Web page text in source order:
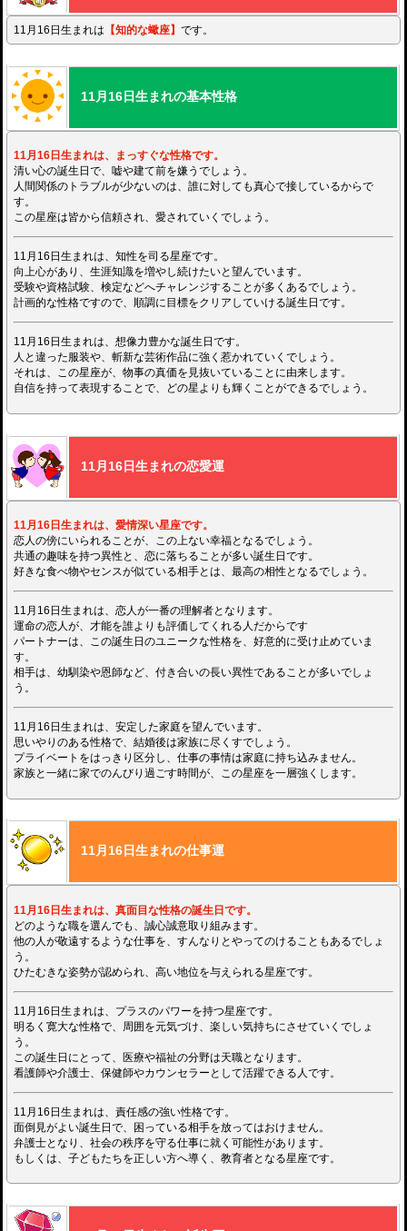
11月16日生まれは 【知的な蠍座】 です。
11月16日生まれの基本性格
11月16日生まれは、まっすぐな性格です。
清い心の誕生日で、嘘や建て前を嫌うでしょう。
人間関係のトラブルが少ないのは、誰に対しても真心で接しているからで
す。
この星座は皆から信頼され、愛されていくでしょう。
11月16日生まれは、知性を司る星座です。
向上心があり、生涯知識を増やし続けたいと望んでいます。
受験や資格試験、検定などへチャレンジすることが多くあるでしょう。
計画的な性格ですので、順調に目標をクリアしていける誕生日です。
11月16日生まれは、想像力豊かな誕生日です。
人と違った服装や、斬新な芸術作品に強く惹かれていくでしょう。
それは、この星座が、物事の真価を見抜いていることに由来します。
自信を持って表現することで、どの星よりも輝くことができるでしょう。
11月16日生まれの恋愛運
11月16日生まれは、愛情深い星座です。
恋人の傍にいられることが、この上ない幸福となるでしょう。
共通の趣味を持つ異性と、恋に落ちることが多い誕生日です。
好きな食べ物やセンスが似ている相手とは、最高の相性となるでしょう。
11月16日生まれは、恋人が一番の理解者となります。
運命の恋人が、才能を誰よりも評価してくれる人だからです
パートナーは、この誕生日のユニークな性格を、好意的に受け止めていま
す。
相手は、幼馴染や恩師など、付き合いの長い異性であることが多いでしょ
う。
11月16日生まれは、安定した家庭を望んでいます。
思いやりのある性格で、結婚後は家族に尽くすでしょう。
プライベートをはっきり区分し、仕事の事情は家庭に持ち込みません。
家族と一緒に家でのんびり過ごす時間が、この星座を一層強くします。
11月16日生まれの仕事運
11月16日生まれは、真面目な性格の誕生日です。
どのような職を選んでも、誠心誠意取り組みます。
他の人が敬遠するような仕事を、すんなりとやってのけることもあるでしょ
う。
ひたむきな姿勢が認められ、高い地位を与えられる星座です。
11月16日生まれは、プラスのパワーを持つ星座です。
明るく寛大な性格で、周囲を元気づけ、楽しい気持ちにさせていくでしょ
う。
この誕生日にとって、医療や福祉の分野は天職となります。
看護師や介護士、保健師やカウンセラーとして活躍できる人です。
11月16日生まれは、責任感の強い性格です。
面倒見がよい誕生日で、困っている相手を放ってはおけません。
弁護士となり、社会の秩序を守る仕事に就く可能性があります。
もしくは、子どもたちを正しい方へ導く、教育者となる星座です。